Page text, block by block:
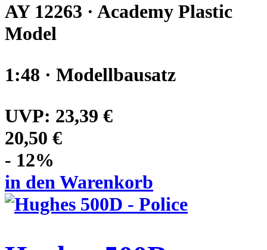
AY 12263 · Academy Plastic
Model
1:48 · Modellbausatz
UVP: 23,39 €
20,50 €
- 12%
in den Warenkorb